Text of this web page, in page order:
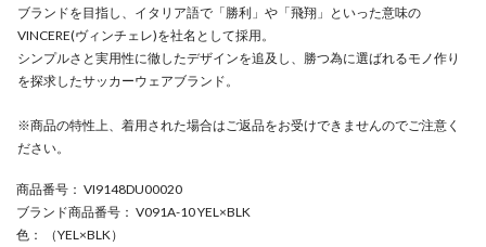
ブランドを目指し、イタリア語で「勝利」や「飛翔」といった意味の
VINCERE(ヴィンチェレ)を社名として採用。
シンプルさと実用性に徹したデザインを追及し、勝つ為に選ばれるモノ作り
を探求したサッカーウェアブランド。
※商品の特性上、着用された場合はご返品をお受けできませんのでご注意く
ださい。
商品番号 ： VI9148DU00020
ブランド商品番号 ： V091A-10 YEL×BLK
色 ： （YEL×BLK）